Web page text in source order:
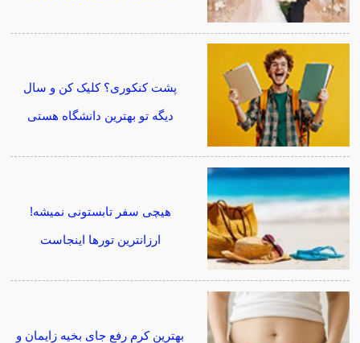
پشت کنکوری؟ کلیک کن و سال
دیگه تو بهترین دانشگاه هستی
هیچی سفر تابستونی نمیشه!
ارزانترین تورها اینجاست
بهترین کرم رفع جای بخیه زایمان و